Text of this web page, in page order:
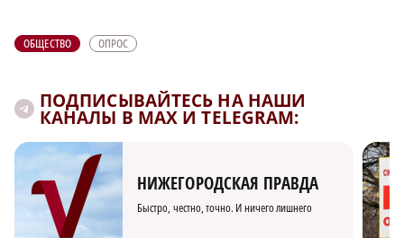
ОБЩЕСТВО ОПРОС
ПОДПИСЫВАЙТЕСЬ НА НАШИ
КАНАЛЫ В MAX И TELEGRAM:
НИЖЕГОРОДСКАЯ ПРАВДА
Быстро, честно, точно. И ничего лишнего